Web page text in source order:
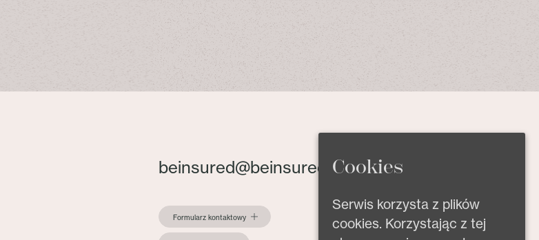
beinsured@beinsured.pl
Formularz kontaktowy
Cookies
Serwis korzysta z plików
cookies. Korzystając z tej